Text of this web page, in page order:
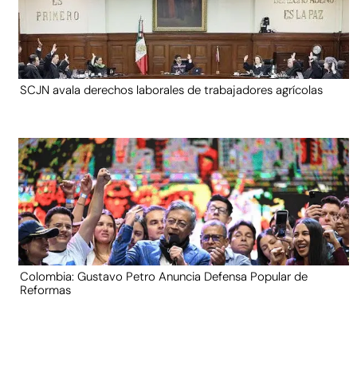
SCJN avala derechos laborales de trabajadores agrícolas
Colombia: Gustavo Petro Anuncia Defensa Popular de
Reformas